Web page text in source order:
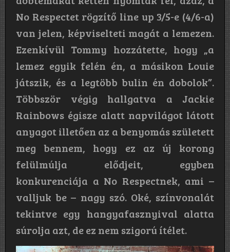
No Respectet rögzítő line up 3/5-e (4/6-a)
van jelen, képviselteti magát a lemezen.
Ezenkívül Tommy hozzátette, hogy „a
lemez egyik felén én, a másikon Louie
játszik, és a legtöbb bulin én dobolok”.
Többször végig hallgatva a Jackie
Rainbows égisze alatt napvilágot látott
anyagot illetően az a benyomás született
meg bennem, hogy ez az új korong
felülmúlja elődjeit, egyben
konkurenciája a No Respectnek, ami –
valljuk be – nagy szó. Oké, színvonalát
tekintve egy hangyafasznyival alatta
súrolja azt, de ez nem szigorú ítélet.